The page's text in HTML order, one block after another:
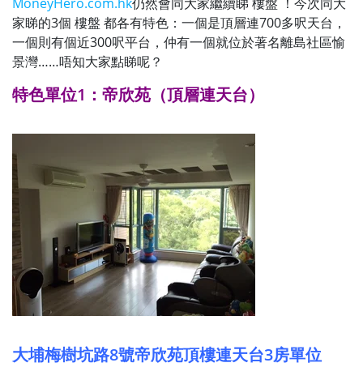
家睇的3個 樓盤 都各有特色：一個是頂層連700多呎天台，
一個則有個近300呎平台，仲有一個就位於著名離島社區愉
景灣……唔知大家點睇呢？
特色單位1：帝欣苑（頂層連天台）
大埔梅樹坑路8號帝欣苑頂樓連天台3房單位